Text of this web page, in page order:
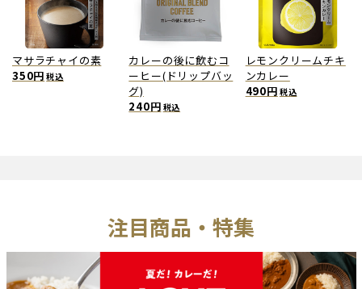
マサラチャイの素
350円 税込
カレーの後に飲むコ
ーヒー(ドリップバッ
グ)
240円 税込
レモンクリームチキ
ンカレー
490円 税込
注目商品・特集